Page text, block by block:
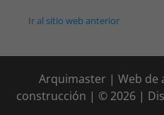
Ir al sitio web anterior
Arquimaster | Web de
construcción | © 2026 |